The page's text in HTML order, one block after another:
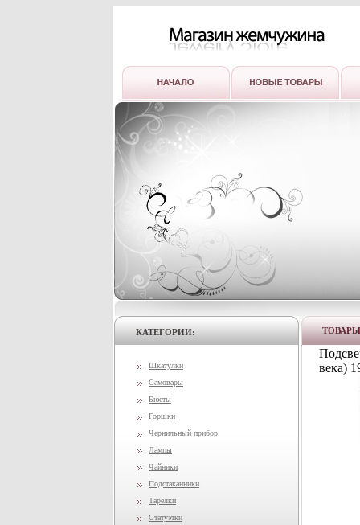
КАТЕГОРИИ:
Шкатулки
Самовары
Бюсты
Горшки
Чернильный прибор
Лампы
Чайники
Подстаканники
Тарелки
Статуэтки
ТОВАРЫ
века)